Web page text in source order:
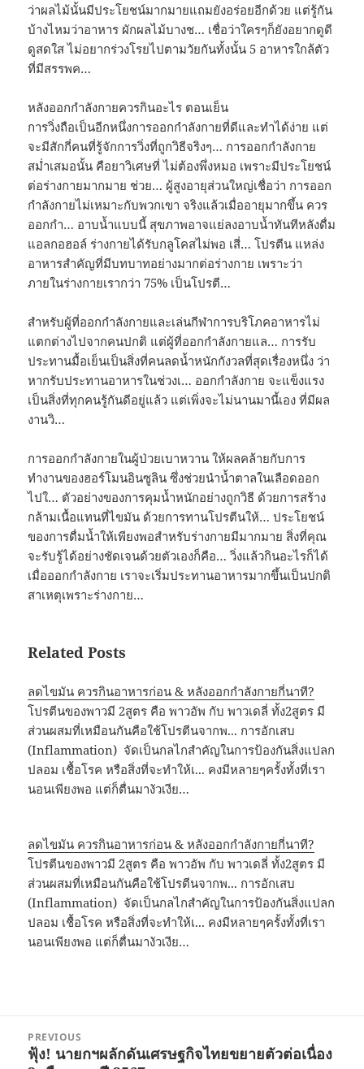
ว่าผลไม้นั้นมีประโยชน์มากมายแถมยังอร่อยอีกด้วย แต่รู้กัน
บ้างไหมว่าอาหาร ผักผลไม้บางช… เชื่อว่าใครๆก็ยังอยากดูดี
ดูสดใส ไม่อยากร่วงโรยไปตามวัยกันทั้งนั้น 5 อาหารใกล้ตัว
ที่มีสรรพค…
หลังออกกําลังกายควรกินอะไร ตอนเย็น
การวิ่งถือเป็นอีกหนึ่งการออกกำลังกายที่ดีและทำได้ง่าย แต่
จะมีสักกี่คนที่รู้จักการวิ่งที่ถูกวิธีจริงๆ… การออกกำลังกาย
สม่ำเสมอนั้น คือยาวิเศษที่ ไม่ต้องพึ่งหมอ เพราะมีประโยชน์
ต่อร่างกายมากมาย ช่วย… ผู้สูงอายุส่วนใหญ่เชื่อว่า การออก
กำลังกายไม่เหมาะกับพวกเขา จริงแล้วเมื่ออายุมากขึ้น ควร
ออกกำ… อาบน้ำแบบนี้ สุขภาพอาจแย่ลงอาบน้ำทันทีหลังดื่ม
แอลกอฮอล์ ร่างกายได้รับกลูโคสไม่พอ เสี่… โปรตีน แหล่ง
อาหารสำคัญที่มีบทบาทอย่างมากต่อร่างกาย เพราะว่า
ภายในร่างกายเรากว่า 75% เป็นโปรตี…
สำหรับผู้ที่ออกกำลังกายและเล่นกีฬาการบริโภคอาหารไม่
แตกต่างไปจากคนปกติ แต่ผู้ที่ออกกำลังกายแล… การรับ
ประทานมื้อเย็นเป็นสิ่งที่คนลดน้ำหนักกังวลที่สุดเรื่องหนึ่ง ว่า
หากรับประทานอาหารในช่วงเ… ออกกำลังกาย จะแข็งแรง
เป็นสิ่งที่ทุกคนรู้กันดีอยู่แล้ว แต่เพิ่งจะไม่นานมานี้เอง ที่มีผล
งานวิ…
การออกกำลังกายในผู้ป่วยเบาหวาน ให้ผลคล้ายกับการ
ทำงานของฮอร์โมนอินซูลิน ซึ่งช่วยนำน้ำตาลในเลือดออก
ไปใ… ตัวอย่างของการคุมน้ำหนักอย่างถูกวิธี ด้วยการสร้าง
กล้ามเนื้อแทนที่ไขมัน ด้วยการทานโปรตีนให้… ประโยชน์
ของการดื่มน้ำให้เพียงพอสำหรับร่างกายมีมากมาย สิ่งที่คุณ
จะรับรู้ได้อย่างชัดเจนด้วยตัวเองก็คือ… วิ่งแล้วกินอะไรก็ได้
เมื่อออกกำลังกาย เราจะเริ่มประทานอาหารมากขึ้นเป็นปกติ
สาเหตุเพราะร่างกาย…
Related Posts
ลดไขมัน ควรกินอาหารก่อน & หลังออกกำลังกายกี่นาที?
โปรตีนของพาวมี 2สูตร คือ พาวอัพ กับ พาวเดลี่ ทั้ง2สูตร มี
ส่วนผสมที่เหมือนกันคือใช้โปรตีนจากพ... การอักเสบ
(Inflammation) จัดเป็นกลไกสำคัญในการป้องกันสิ่งแปลก
ปลอม เชื้อโรค หรือสิ่งที่จะทำให้เ... คงมีหลายๆครั้งทั้งที่เรา
นอนเพียงพอ แต่ก็ตื่นมางัวเงีย…
ลดไขมัน ควรกินอาหารก่อน & หลังออกกำลังกายกี่นาที?
โปรตีนของพาวมี 2สูตร คือ พาวอัพ กับ พาวเดลี่ ทั้ง2สูตร มี
ส่วนผสมที่เหมือนกันคือใช้โปรตีนจากพ... การอักเสบ
(Inflammation) จัดเป็นกลไกสำคัญในการป้องกันสิ่งแปลก
ปลอม เชื้อโรค หรือสิ่งที่จะทำให้เ... คงมีหลายๆครั้งทั้งที่เรา
นอนเพียงพอ แต่ก็ตื่นมางัวเงีย…
navigation
PREVIOUS
Previous
ฟุ้ง! นายกฯผลักดันเศรษฐกิจไทยขยายตัวต่อเนื่อง